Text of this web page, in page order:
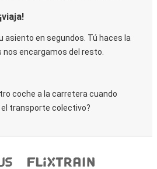
asiento en segundos. Tú haces la
encargamos del resto.
coche a la carretera cuando
transporte colectivo?